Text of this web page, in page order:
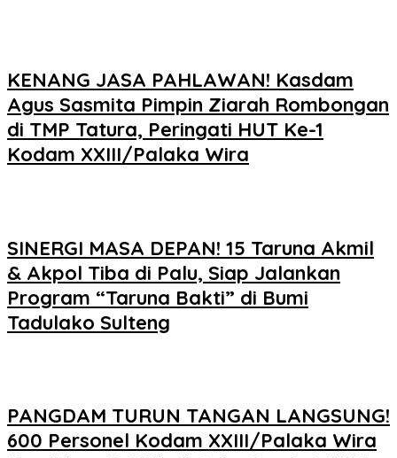
KENANG JASA PAHLAWAN! Kasdam
Agus Sasmita Pimpin Ziarah Rombongan
di TMP Tatura, Peringati HUT Ke-1
Kodam XXIII/Palaka Wira
SINERGI MASA DEPAN! 15 Taruna Akmil
& Akpol Tiba di Palu, Siap Jalankan
Program “Taruna Bakti” di Bumi
Tadulako Sulteng
PANGDAM TURUN TANGAN LANGSUNG!
600 Personel Kodam XXIII/Palaka Wira